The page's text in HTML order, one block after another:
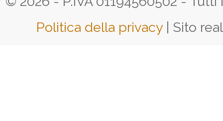
Politica della privacy | Sito